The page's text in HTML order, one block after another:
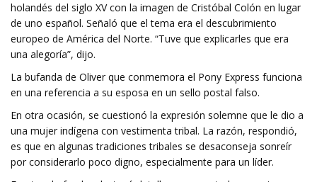
holandés del siglo XV con la imagen de Cristóbal Colón en lugar
de uno español. Señaló que el tema era el descubrimiento
europeo de América del Norte. “Tuve que explicarles que era
una alegoría”, dijo.
La bufanda de Oliver que conmemora el Pony Express funciona
en una referencia a su esposa en un sello postal falso.
En otra ocasión, se cuestionó la expresión solemne que le dio a
una mujer indígena con vestimenta tribal. La razón, respondió,
es que en algunas tradiciones tribales se desaconseja sonreír
por considerarlo poco digno, especialmente para un líder.